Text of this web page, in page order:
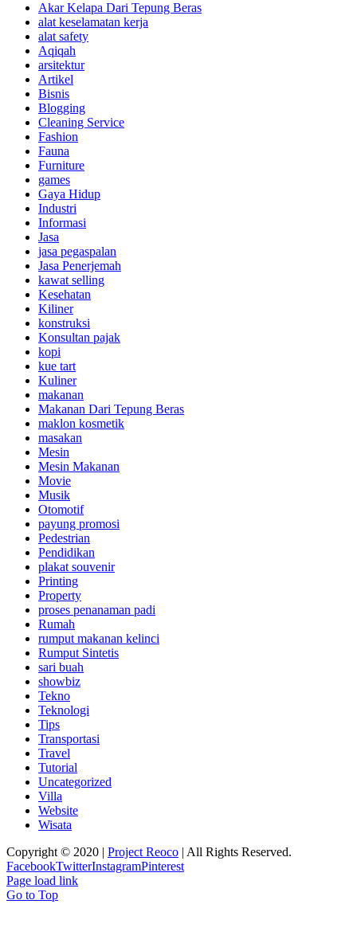
Akar Kelapa Dari Tepung Beras
alat keselamatan kerja
alat safety
Aqiqah
arsitektur
Artikel
Bisnis
Blogging
Cleaning Service
Fashion
Fauna
Furniture
games
Gaya Hidup
Industri
Informasi
Jasa
jasa pegaspalan
Jasa Penerjemah
kawat selling
Kesehatan
Kiliner
konstruksi
Konsultan pajak
kopi
kue tart
Kuliner
makanan
Makanan Dari Tepung Beras
maklon kosmetik
masakan
Mesin
Mesin Makanan
Movie
Musik
Otomotif
payung promosi
Pedestrian
Pendidikan
plakat souvenir
Printing
Property
proses penanaman padi
Rumah
rumput makanan kelinci
Rumput Sintetis
sari buah
showbiz
Tekno
Teknologi
Tips
Transportasi
Travel
Tutorial
Uncategorized
Villa
Website
Wisata
Copyright © 2020 | Project Reoco | All Rights Reserved.
FacebookTwitterInstagramPinterest
Page load link
Go to Top